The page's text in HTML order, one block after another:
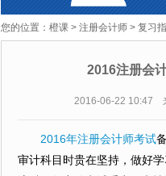
您的位置： 橙课 > 注册会计师 > 复习
2016注册会
2016-06-22 10:47
2016年注册会计师考试
审计科目时贵在坚持，做好